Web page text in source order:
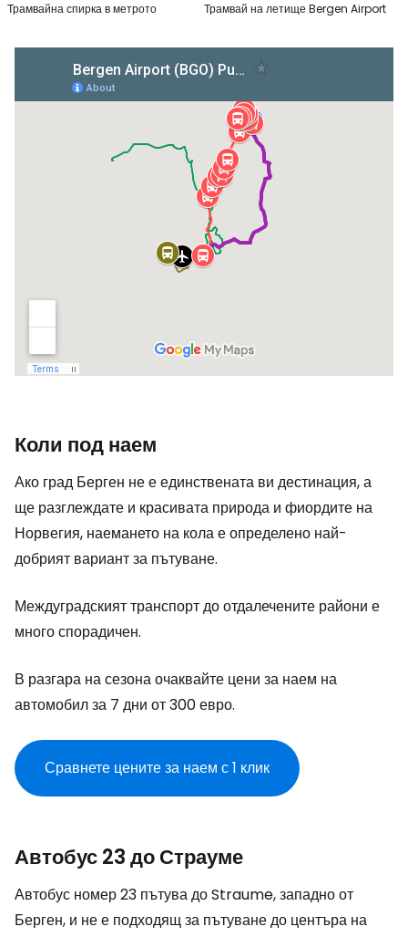
Трамвайна спирка в метрото Трамвай на летище Bergen Airport
Коли под наем
Ако град Берген не е единствената ви дестинация, а
ще разглеждате и красивата природа и фиордите на
Норвегия, наемането на кола е определено най-
добрият вариант за пътуване.
Междуградският транспорт до отдалечените райони е
много спорадичен.
В разгара на сезона очаквайте цени за наем на
автомобил за 7 дни от 300 евро.
Сравнете цените за наем с 1 клик
Автобус 23 до Страуме
Автобус номер 23 пътува до Straume, западно от
Берген, и не е подходящ за пътуване до центъра на